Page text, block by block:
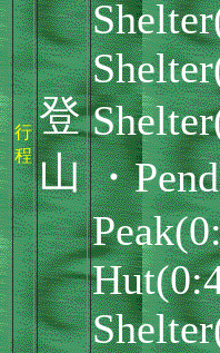
行
程
登
山 ・